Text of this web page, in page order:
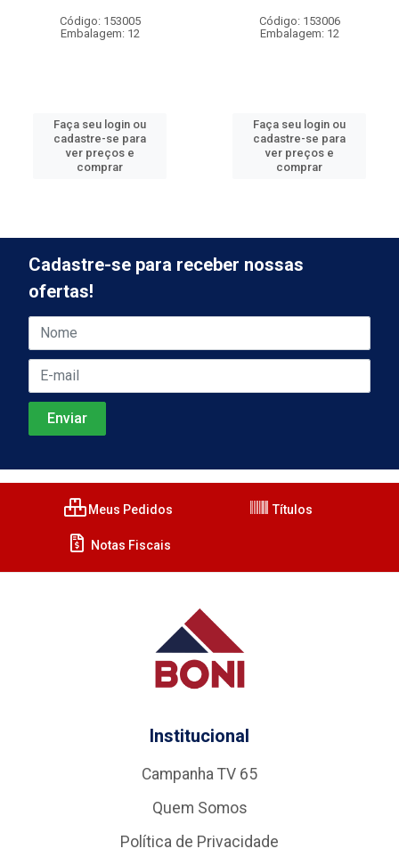
Código: 153005
Embalagem: 12
Faça seu login ou
cadastre-se para
ver preços e
comprar
Código: 153006
Embalagem: 12
Faça seu login ou
cadastre-se para
ver preços e
comprar
Cadastre-se para receber nossas
ofertas!
Meus Pedidos Títulos
Notas Fiscais
Institucional
Campanha TV 65
Quem Somos
Política de Privacidade